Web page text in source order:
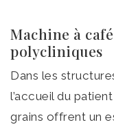
Machine à
polycliniques
Dans les
l’accueil du
grains offrent un